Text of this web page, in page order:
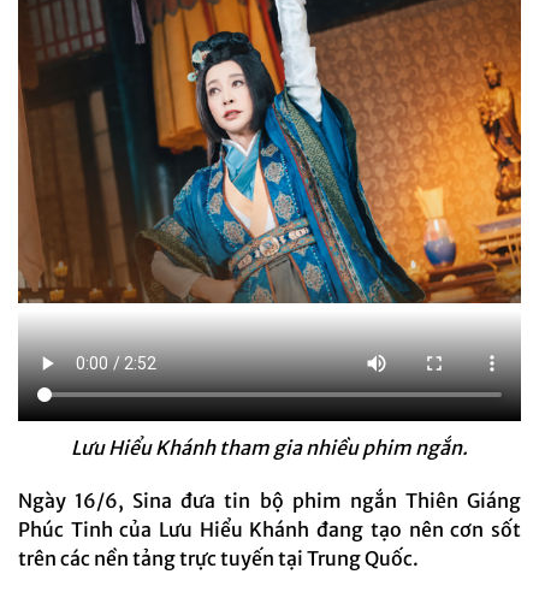
Lưu Hiểu Khánh tham gia nhiều phim ngắn.
Ngày 16/6, Sina đưa tin bộ phim ngắn Thiên Giáng
Phúc Tinh của Lưu Hiểu Khánh đang tạo nên cơn sốt
trên các nền tảng trực tuyến tại Trung Quốc.